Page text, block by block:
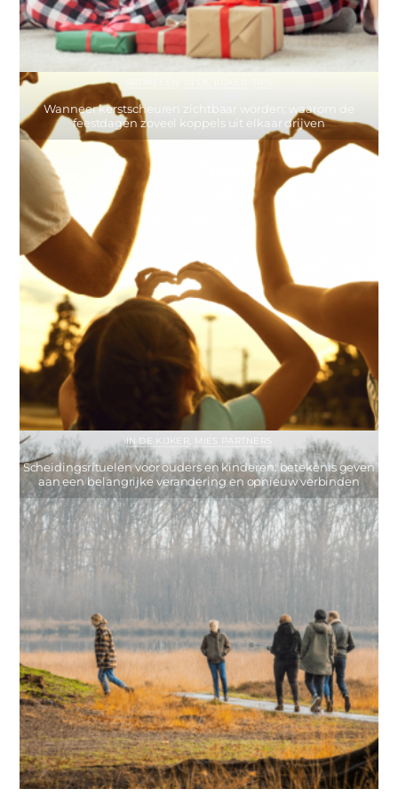
Wanneer kerstscheuren zichtbaar worden: waarom de
feestdagen zoveel koppels uit elkaar drijven
IN DE KIJKER MIES PARTNERS
Scheidingsrituelen voor ouders en kinderen: betekenis geven
aan een belangrijke verandering en opnieuw verbinden